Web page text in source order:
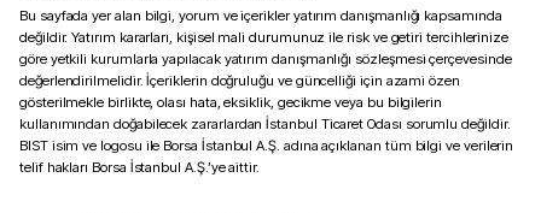
Bu sayfada yer alan bilgi, yorum ve içerikler yatırım danışmanlığı kapsamında
değildir. Yatırım kararları, kişisel mali durumunuz ile risk ve getiri tercihlerinize
göre yetkili kurumlarla yapılacak yatırım danışmanlığı sözleşmesi çerçevesinde
değerlendirilmelidir. İçeriklerin doğruluğu ve güncelliği için azami özen
gösterilmekle birlikte, olası hata, eksiklik, gecikme veya bu bilgilerin
kullanımından doğabilecek zararlardan İstanbul Ticaret Odası sorumlu değildir.
BIST isim ve logosu ile Borsa İstanbul A.Ş. adına açıklanan tüm bilgi ve verilerin
telif hakları Borsa İstanbul A.Ş.’ye aittir.